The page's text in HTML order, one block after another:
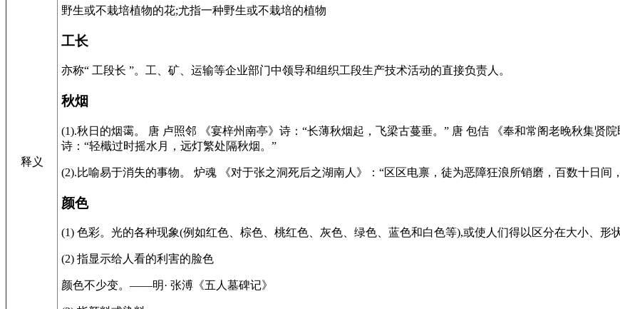
释义
野生或不栽培植物的花;尤指一种野生或不栽培的植物
工长
亦称“ 工段长 ”。工、矿、运输等企业部门中领导和组织工段生产技术活动的直接负责人。
秋烟
(1).秋日的烟霭。 唐 卢照邻 《宴梓州南亭》诗：“长薄秋烟起，飞梁古蔓垂。” 唐 包佶 《奉和常阁老晚秋集贤
诗：“轻檝过时摇水月，远灯繁处隔秋烟。”
(2).比喻易于消失的事物。 炉魂 《对于张之洞死后之湖南人》：“区区电禀，徒为恶障狂浪所销磨，百数十日间
颜色
(1) 色彩。光的各种现象(例如红色、棕色、桃红色、灰色、绿色、蓝色和白色等),或使人们得以区分在大小、形
(2) 指显示给人看的利害的脸色
颜色不少变。——明· 张溥《五人墓碑记》